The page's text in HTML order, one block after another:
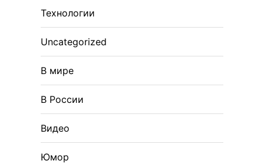
Технологии
Uncategorized
В мире
В России
Видео
Юмор